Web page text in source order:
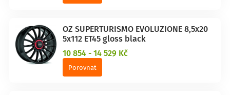
OZ SUPERTURISMO EVOLUZIONE 8,5x20
5x112 ET45 gloss black
10 854 - 14 529 Kč
Porovnat